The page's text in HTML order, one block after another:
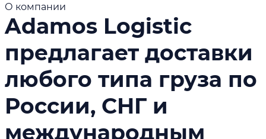
О компании
Adamos Logistic
предлагает доставки
любого типа груза по
России, СНГ и
международным